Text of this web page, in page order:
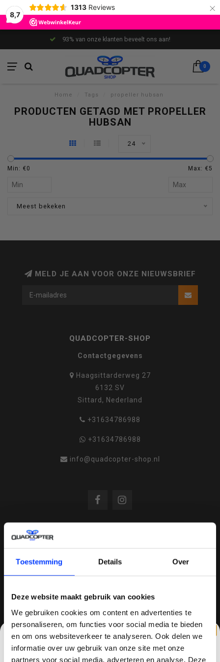
Toestemming Details Over
Deze website maakt gebruik van cookies
We gebruiken cookies om content en advertenties te
personaliseren, om functies voor social media te bieden
en om ons websiteverkeer te analyseren. Ook delen we
informatie over uw gebruik van onze site met onze
partners voor social media, adverteren en analyse. Deze
8,7
1313 Reviews ×
93% van onze klanten beveelt ons aan!
0
Home Tags propeller hubsan
PRODUCTEN GETAGD MET PROPELLER
HUBSAN
24
Min: €0 Max: €5
Meest bekeken
MELD JE AAN VOOR ONZE NIEUWSBRIEF
QUADCOPTER-SHOP
Contactgegevens
Haagsittarderweg 27
6132 SV
Sittard, Nederland
+31634786988
+31634786988
info@quadcopter-shop.nl
QUADCOPTER-SHOP.NL
Sinds 2014 is quadcopter-shop een bekende
speler op het gebied van drones, quadcopters,